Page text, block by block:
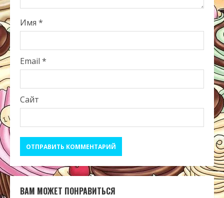
Имя *
Email *
Сайт
ВАМ МОЖЕТ ПОНРАВИТЬСЯ